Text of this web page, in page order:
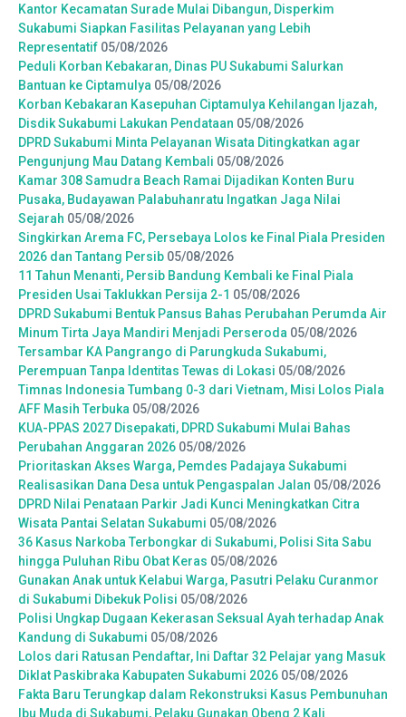
Kantor Kecamatan Surade Mulai Dibangun, Disperkim
Sukabumi Siapkan Fasilitas Pelayanan yang Lebih
Representatif 05/08/2026
Peduli Korban Kebakaran, Dinas PU Sukabumi Salurkan
Bantuan ke Ciptamulya 05/08/2026
Korban Kebakaran Kasepuhan Ciptamulya Kehilangan Ijazah,
Disdik Sukabumi Lakukan Pendataan 05/08/2026
DPRD Sukabumi Minta Pelayanan Wisata Ditingkatkan agar
Pengunjung Mau Datang Kembali 05/08/2026
Kamar 308 Samudra Beach Ramai Dijadikan Konten Buru
Pusaka, Budayawan Palabuhanratu Ingatkan Jaga Nilai
Sejarah 05/08/2026
Singkirkan Arema FC, Persebaya Lolos ke Final Piala Presiden
2026 dan Tantang Persib 05/08/2026
11 Tahun Menanti, Persib Bandung Kembali ke Final Piala
Presiden Usai Taklukkan Persija 2-1 05/08/2026
DPRD Sukabumi Bentuk Pansus Bahas Perubahan Perumda Air
Minum Tirta Jaya Mandiri Menjadi Perseroda 05/08/2026
Tersambar KA Pangrango di Parungkuda Sukabumi,
Perempuan Tanpa Identitas Tewas di Lokasi 05/08/2026
Timnas Indonesia Tumbang 0-3 dari Vietnam, Misi Lolos Piala
AFF Masih Terbuka 05/08/2026
KUA-PPAS 2027 Disepakati, DPRD Sukabumi Mulai Bahas
Perubahan Anggaran 2026 05/08/2026
Prioritaskan Akses Warga, Pemdes Padajaya Sukabumi
Realisasikan Dana Desa untuk Pengaspalan Jalan 05/08/2026
DPRD Nilai Penataan Parkir Jadi Kunci Meningkatkan Citra
Wisata Pantai Selatan Sukabumi 05/08/2026
36 Kasus Narkoba Terbongkar di Sukabumi, Polisi Sita Sabu
hingga Puluhan Ribu Obat Keras 05/08/2026
Gunakan Anak untuk Kelabui Warga, Pasutri Pelaku Curanmor
di Sukabumi Dibekuk Polisi 05/08/2026
Polisi Ungkap Dugaan Kekerasan Seksual Ayah terhadap Anak
Kandung di Sukabumi 05/08/2026
Lolos dari Ratusan Pendaftar, Ini Daftar 32 Pelajar yang Masuk
Diklat Paskibraka Kabupaten Sukabumi 2026 05/08/2026
Fakta Baru Terungkap dalam Rekonstruksi Kasus Pembunuhan
Ibu Muda di Sukabumi, Pelaku Gunakan Obeng 2 Kali